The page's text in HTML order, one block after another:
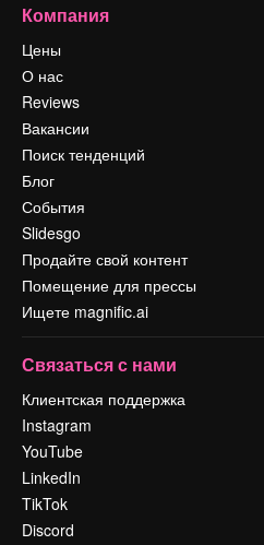
Компания
Цены
О нас
Reviews
Вакансии
Поиск тенденций
Блог
События
Slidesgo
Продайте свой контент
Помещение для прессы
Ищете magnific.ai
Связаться с нами
Клиентская поддержка
Instagram
YouTube
LinkedIn
TikTok
Discord